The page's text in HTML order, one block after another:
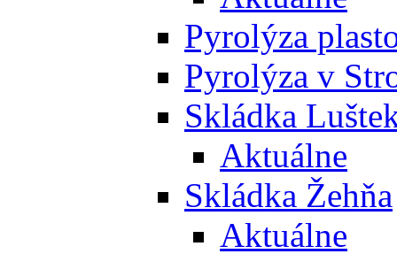
Pyrolýza
Pyrolýza v
Skládka
Aktuálne
Skládka Žehňa
Aktuálne